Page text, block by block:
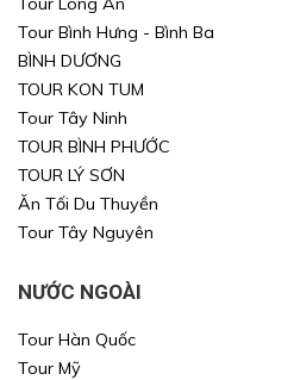
Xin mời Quý khách chọn
Chọn nơi đi
Chọn nơi đến
Xin mời Quý khách chọn
Chọn nơi đi
Chọn nơi đến
Xin mời Quý khách chọn
Xin mời Quý khách chọn
Chọn khu vực
Khoảng giá
Tour Bình Hưng - Bình Ba
BÌNH DƯƠNG
TOUR KON TUM
Tour Tây Ninh
TOUR BÌNH PHƯỚC
TOUR LÝ SƠN
Ăn Tối Du Thuyền
Tour Tây Nguyên
NƯỚC NGOÀI
Tour Hàn Quốc
Tour Mỹ